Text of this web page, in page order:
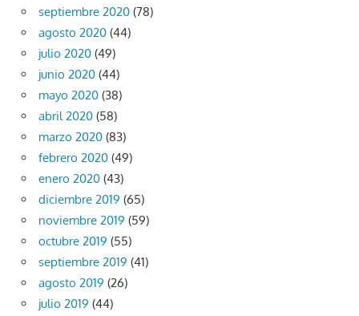
septiembre 2020 (78)
agosto 2020 (44)
julio 2020 (49)
junio 2020 (44)
mayo 2020 (38)
abril 2020 (58)
marzo 2020 (83)
febrero 2020 (49)
enero 2020 (43)
diciembre 2019 (65)
noviembre 2019 (59)
octubre 2019 (55)
septiembre 2019 (41)
agosto 2019 (26)
julio 2019 (44)